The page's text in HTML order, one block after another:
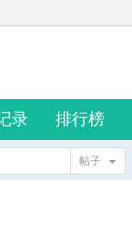
录 排行榜
帖子